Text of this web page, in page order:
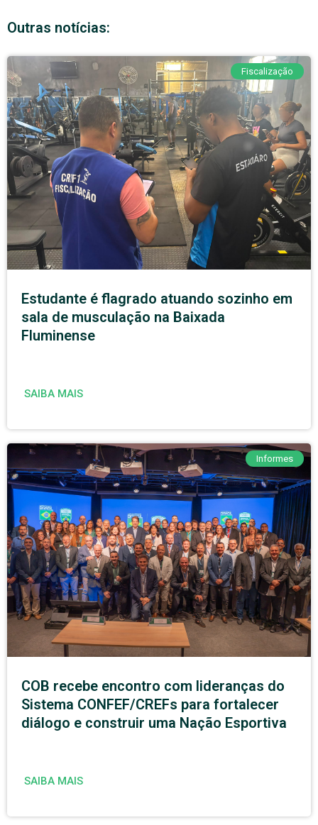
Outras notícias:
Fiscalização
Estudante é flagrado atuando sozinho em
sala de musculação na Baixada
Fluminense
SAIBA MAIS
Informes
COB recebe encontro com lideranças do
Sistema CONFEF/CREFs para fortalecer
diálogo e construir uma Nação Esportiva
SAIBA MAIS